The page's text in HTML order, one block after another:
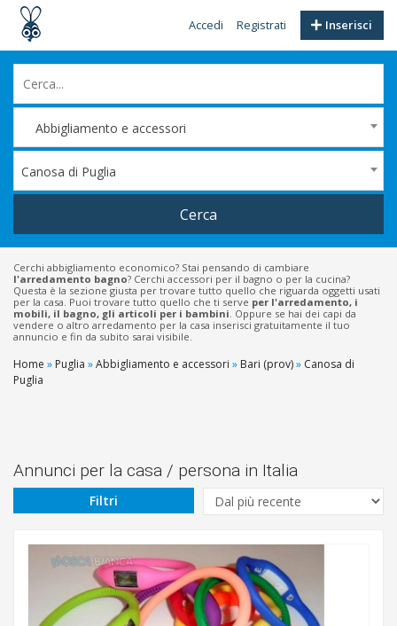
Inserisci
Accedi Registrati
Abbigliamento e accessori
Canosa di Puglia
Cerca
Cerchi abbigliamento economico? Stai pensando di cambiare
l'arredamento bagno? Cerchi accessori per il bagno o per la cucina?
Questa è la sezione giusta per trovare tutto quello che riguarda oggetti usati
per la casa. Puoi trovare tutto quello che ti serve per l'arredamento, i
mobili, il bagno, gli articoli per i bambini. Oppure se hai dei capi da
vendere o altro arredamento per la casa inserisci gratuitamente il tuo
annuncio e fin da subito sarai visibile.
Filtri
Home » Puglia »Abbigliamento e accessori » Bari (prov)» Canosa di
Puglia
Annunci per la casa / persona in Italia
Filtri